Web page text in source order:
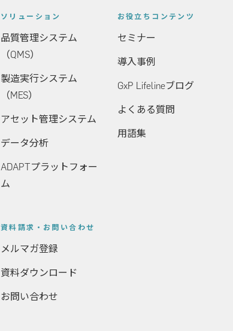
ソリューション
品質管理システム
（QMS）
製造実行システム
（MES）
アセット管理システム
データ分析
ADAPTプラットフォー
ム
お役立ちコンテンツ
セミナー
導入事例
GxP Lifelineブログ
よくある質問
用語集
資料請求・お問い合わせ
メルマガ登録
資料ダウンロード
お問い合わせ